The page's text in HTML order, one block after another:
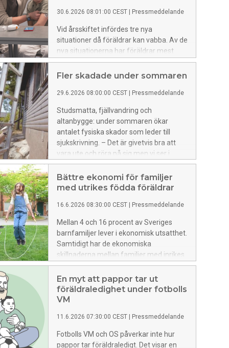
30.6.2026 08:01:00 CEST Pressmeddelande
Vid årsskiftet infördes tre nya
situationer då föräldrar kan vabba. Av de
nya situationerna har föräldrar mest
använt möjligheten att vabba för ett
möte med skolan. Det visar
reformen.
Fler skadade under sommaren
29.6.2026 08:00:00 CEST Pressmeddelande
Studsmatta, fjällvandring och
altanbygge: under sommaren ökar
antalet fysiska skador som leder till
sjukskrivning. – Det är givetvis bra att
vara ute och röra på sig men vi ser i
statistiken att många verkar överskatta
sin förmåga och skadar sig, säger Ulrik
Lidwall, analytiker på Försäkringskassan.
Bättre ekonomi för familjer
med utrikes födda föräldrar
16.6.2026 08:30:00 CEST Pressmeddelande
Mellan 4 och 16 procent av Sveriges
barnfamiljer lever i ekonomisk utsatthet.
Samtidigt har de ekonomiska
skillnaderna mellan familjer med inrikes
respektive utrikes födda föräldrar
minskat. Under de senaste tio åren har
den ekonomiska standarden ökat mest
hos de familjer där båda föräldrarna är
utrikes födda ensamstående pappor.
Det visar rapporten Barnhushållens
ekonomi som Försäkringskassan
En myt att pappor tar ut
föräldraledighet under fotbolls
VM
11.6.2026 07:30:00 CEST Pressmeddelande
Fotbolls VM och OS påverkar inte hur
pappor tar föräldraledigt. Det visar en